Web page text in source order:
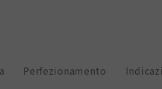
Perfezionamento